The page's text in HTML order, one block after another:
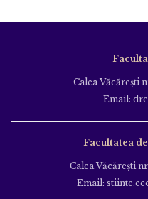
Calea Văcăreşti
Email:
Facultatea
Calea Văcăreşti
Email: